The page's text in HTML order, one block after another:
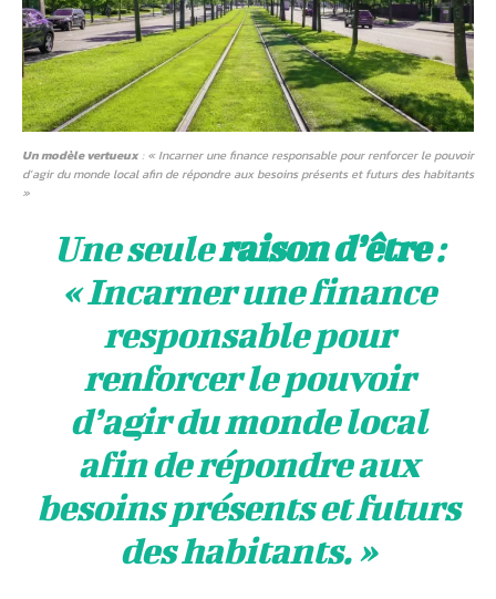
Un modèle vertueux: « Incarner une finance responsable pour renforcer le pouvoir
d’agir du monde local afin de répondre aux besoins présents et futurs des habitants
»
Une seuleraison d’être:
« Incarner une finance
responsable pour
renforcer le pouvoir
d’agir du monde local
afin de répondre aux
besoins présents et futurs
des habitants. »